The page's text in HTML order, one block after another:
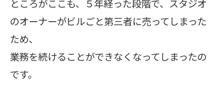
ところがここも、５年経った段階で、スタジオ
のオーナーがビルごと第三者に売ってしまった
ため、
業務を続けることができなくなってしまったの
です。